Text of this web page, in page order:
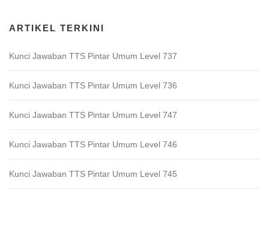
ARTIKEL TERKINI
Kunci Jawaban TTS Pintar Umum Level 737
Kunci Jawaban TTS Pintar Umum Level 736
Kunci Jawaban TTS Pintar Umum Level 747
Kunci Jawaban TTS Pintar Umum Level 746
Kunci Jawaban TTS Pintar Umum Level 745